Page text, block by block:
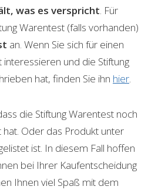
was es verspricht. Für
Warentest (falls vorhanden)
an. Wenn Sie sich für einen
und die Stiftung
hat, finden Sie ihn hier.
die Stiftung Warentest noch
Oder das Produkt unter
ist. In diesem Fall hoffen
bei Ihrer Kaufentscheidung
Ihnen viel Spaß mit dem